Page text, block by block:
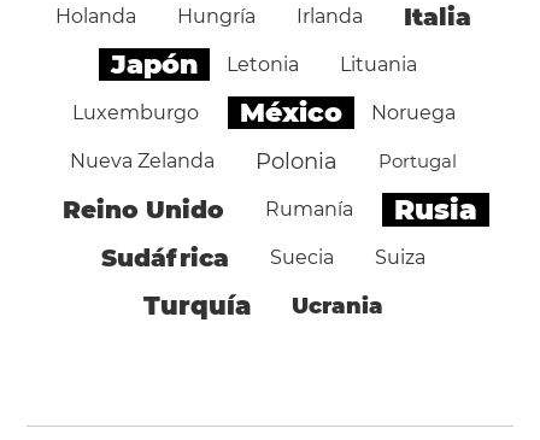
Holanda Hungría Irlanda Italia
Japón Letonia Lituania
Luxemburgo México Noruega
Nueva Zelanda Polonia Portugal
Reino Unido Rumanía Rusia
Sudáfrica Suecia Suiza
Turquía Ucrania